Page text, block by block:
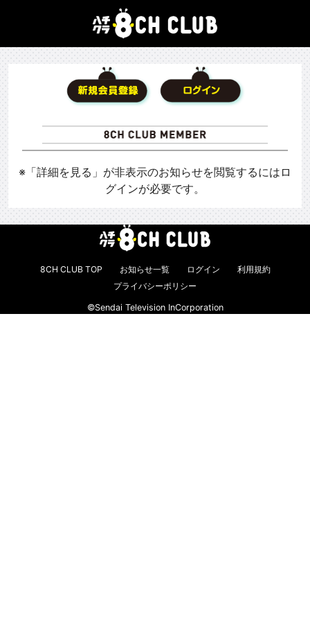
※「詳細を見る」が非表示のお知らせを閲覧するにはロ
グインが必要です。
8CH CLUB TOP お知らせ一覧 ログイン
利用規約
プライバシーポリシー
©Sendai Television InCorporation